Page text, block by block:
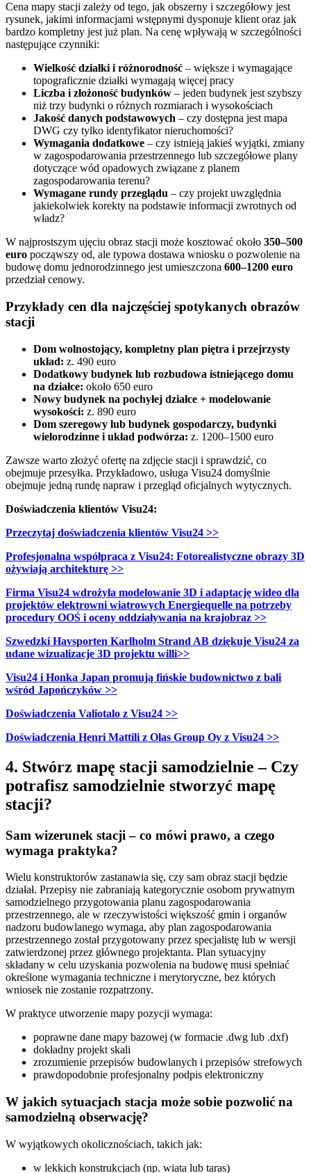
Cena mapy stacji zależy od tego, jak obszerny i szczegółowy jest
rysunek, jakimi informacjami wstępnymi dysponuje klient oraz jak
bardzo kompletny jest już plan. Na cenę wpływają w szczególności
następujące czynniki:
Wielkość działki i różnorodność – większe i wymagające
topograficznie działki wymagają więcej pracy
Liczba i złożoność budynków – jeden budynek jest szybszy
niż trzy budynki o różnych rozmiarach i wysokościach
Jakość danych podstawowych – czy dostępna jest mapa
DWG czy tylko identyfikator nieruchomości?
Wymagania dodatkowe – czy istnieją jakieś wyjątki, zmiany
w zagospodarowania przestrzennego lub szczegółowe plany
dotyczące wód opadowych związane z planem
zagospodarowania terenu?
Wymagane rundy przeglądu – czy projekt uwzględnia
jakiekolwiek korekty na podstawie informacji zwrotnych od
władz?
W najprostszym ujęciu obraz stacji może kosztować około 350–500
euro począwszy od, ale typowa dostawa wniosku o pozwolenie na
budowę domu jednorodzinnego jest umieszczona 600–1200 euro
przedział cenowy.
Przykłady cen dla najczęściej spotykanych obrazów
stacji
Dom wolnostojący, kompletny plan piętra i przejrzysty
układ: z. 490 euro
Dodatkowy budynek lub rozbudowa istniejącego domu
na działce: około 650 euro
Nowy budynek na pochyłej działce + modelowanie
wysokości: z. 890 euro
Dom szeregowy lub budynek gospodarczy, budynki
wielorodzinne i układ podwórza: z. 1200–1500 euro
Zawsze warto złożyć ofertę na zdjęcie stacji i sprawdzić, co
obejmuje przesyłka. Przykładowo, usługa Visu24 domyślnie
obejmuje jedną rundę napraw i przegląd oficjalnych wytycznych.
Doświadczenia klientów Visu24:
Przeczytaj doświadczenia klientów Visu24 >>
Profesjonalna współpraca z Visu24: Fotorealistyczne obrazy 3D
ożywiają architekturę >>
Firma Visu24 wdrożyła modelowanie 3D i adaptację wideo dla
projektów elektrowni wiatrowych Energiequelle na potrzeby
procedury OOŚ i oceny oddziaływania na krajobraz >>
Szwedzki Havsporten Karlholm Strand AB dziękuje Visu24 za
udane wizualizacje 3D projektu willi>>
Visu24 i Honka Japan promują fińskie budownictwo z bali
wśród Japończyków >>
Doświadczenia Valiotalo z Visu24 >>
Doświadczenia Henri Mattili z Olas Group Oy z Visu24 >>
4. Stwórz mapę stacji samodzielnie – Czy
potrafisz samodzielnie stworzyć mapę
stacji?
Sam wizerunek stacji – co mówi prawo, a czego
wymaga praktyka?
Wielu konstruktorów zastanawia się, czy sam obraz stacji będzie
działał. Przepisy nie zabraniają kategorycznie osobom prywatnym
samodzielnego przygotowania planu zagospodarowania
przestrzennego, ale w rzeczywistości większość gmin i organów
nadzoru budowlanego wymaga, aby plan zagospodarowania
przestrzennego został przygotowany przez specjalistę lub w wersji
zatwierdzonej przez głównego projektanta. Plan sytuacyjny
składany w celu uzyskania pozwolenia na budowę musi spełniać
określone wymagania techniczne i merytoryczne, bez których
wniosek nie zostanie rozpatrzony.
W praktyce utworzenie mapy pozycji wymaga:
poprawne dane mapy bazowej (w formacie .dwg lub .dxf)
dokładny projekt skali
zrozumienie przepisów budowlanych i przepisów strefowych
prawdopodobnie profesjonalny podpis elektroniczny
W jakich sytuacjach stacja może sobie pozwolić na
samodzielną obserwację?
W wyjątkowych okolicznościach, takich jak:
w lekkich konstrukcjach (np. wiata lub taras)